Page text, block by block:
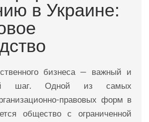
в Украине:
бизнеса — важный и
шаг. Одной из самых
правовых форм в
общество с ограниченной